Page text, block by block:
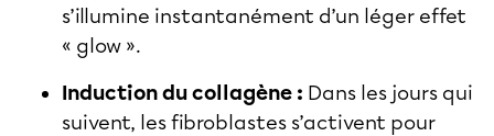
s’illumine instantanément d’un léger effet
« glow ».
Induction du collagène : Dans les jours qui
suivent, les fibroblastes s’activent pour